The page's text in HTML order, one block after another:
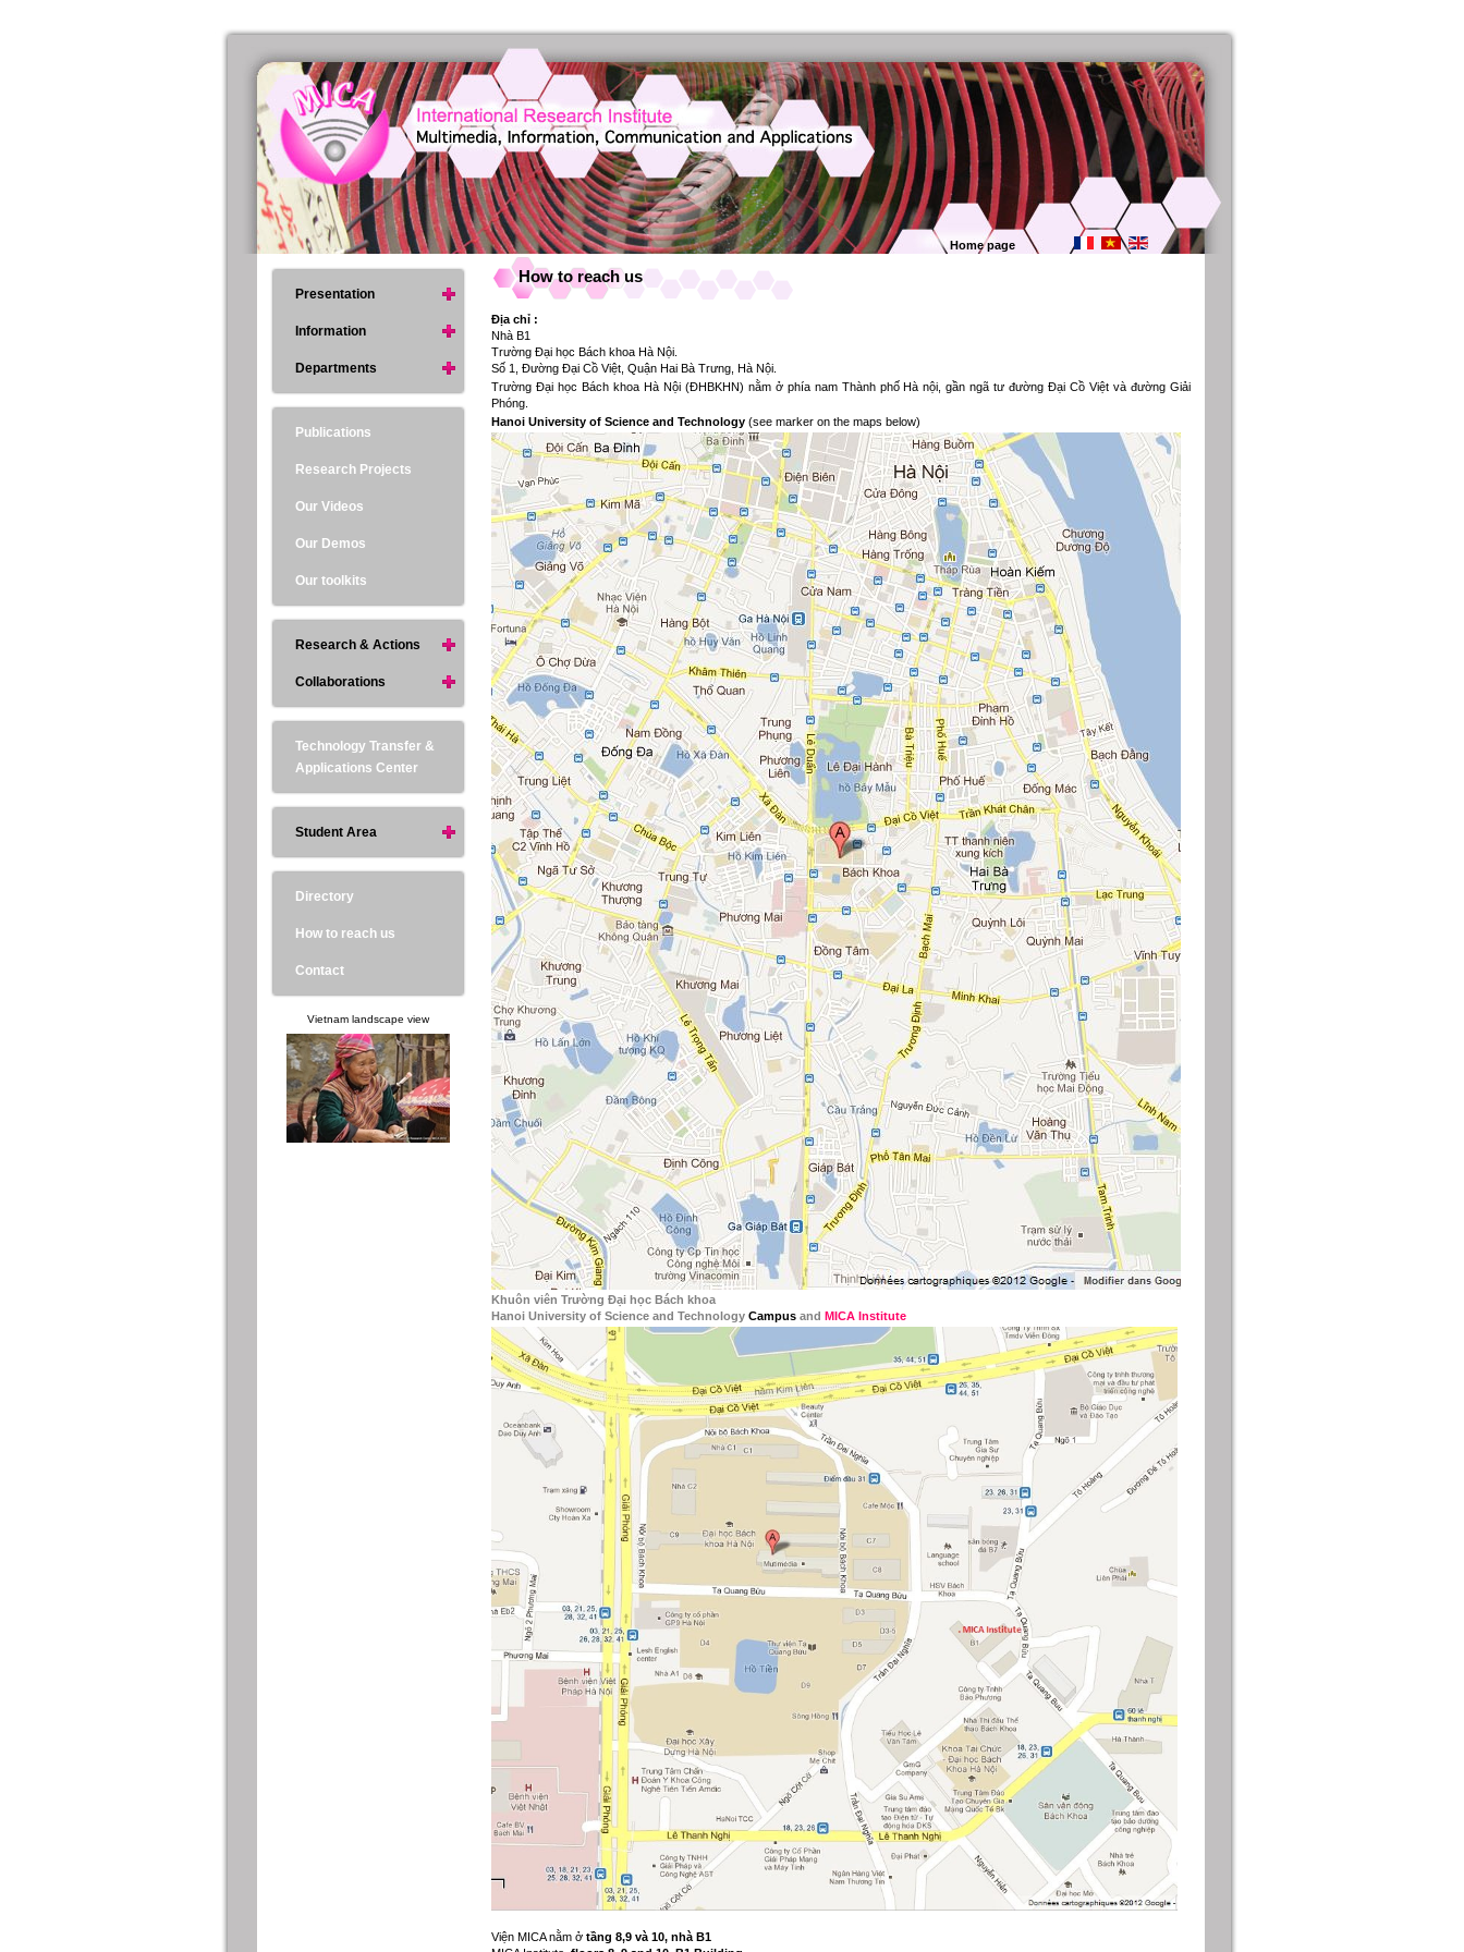
Home page
How to reach us
Địa chỉ :
Nhà B1
Trường Đại học Bách khoa Hà Nội.
Số 1, Đường Đại Cồ Việt, Quận Hai Bà Trưng, Hà Nội.
Trường Đại học Bách khoa Hà Nội (ĐHBKHN) nằm ở phía nam Thành phố Hà nội, gần ngã tư đường Đại Cồ Việt và đường Giải
Phóng.
Hanoi University of Science and Technology (see marker on the maps below)
Khuôn viên Trường Đại học Bách khoa
Hanoi University of Science and Technology Campus and MICA Institute
Viện MICA nằm ở tầng 8,9 và 10, nhà B1
Presentation
Information
Departments
Publications
Research Projects
Our Videos
Our Demos
Our toolkits
Research & Actions
Collaborations
Technology Transfer &
Applications Center
Student Area
Directory
How to reach us
Contact
Vietnam landscape view